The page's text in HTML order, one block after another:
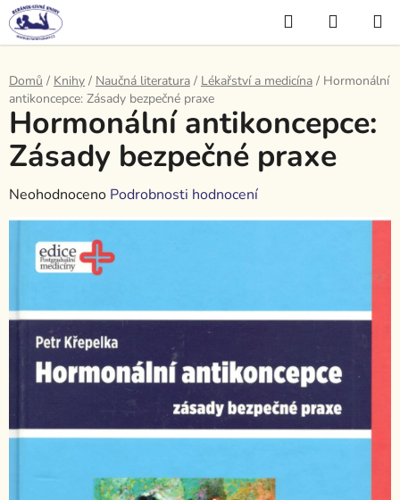
Přejít
na
obsah
Hledat
KOŠÍK
Domů / Knihy / Naučná literatura / Lékařství a medicína / Hormonální
antikoncepce: Zásady bezpečné praxe
Hormonální antikoncepce:
Zásady bezpečné praxe
Průměrné
hodnocení
produktu
z
hvězdiček.
Neohodnoceno Podrobnosti hodnocení